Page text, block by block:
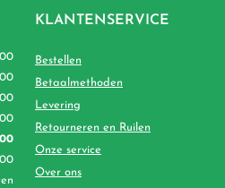
KLANTENSERVICE
Bestellen
Betaalmethoden
Levering
Retourneren en Ruilen
Onze service
Over ons